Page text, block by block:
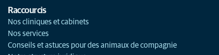
Raccourcis
Nos cliniques et cabinets
Nos services
Conseils et astuces pour des animaux de compagnie